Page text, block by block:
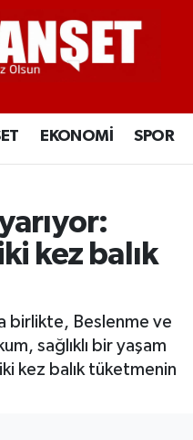
EKONOMİ SPOR
kez balık
birlikte, Beslenme ve
sağlıklı bir yaşam
kez balık tüketmenin
ve Fikstür